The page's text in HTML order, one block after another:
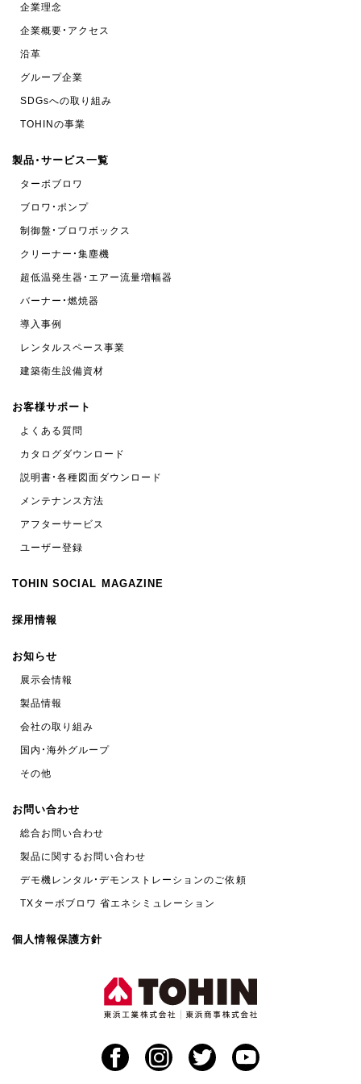
企業理念
企業概要・アクセス
沿革
グループ企業
SDGsへの取り組み
TOHINの事業
製品・サービス一覧
ターボブロワ
ブロワ・ポンプ
制御盤・ブロワボックス
クリーナー・集塵機
超低温発生器・エアー流量増幅器
バーナー・燃焼器
導入事例
レンタルスペース事業
建築衛生設備資材
お客様サポート
よくある質問
カタログダウンロード
説明書・各種図面ダウンロード
メンテナンス方法
アフターサービス
ユーザー登録
TOHIN SOCIAL MAGAZINE
採用情報
お知らせ
展示会情報
製品情報
会社の取り組み
国内・海外グループ
その他
お問い合わせ
総合お問い合わせ
製品に関するお問い合わせ
デモ機レンタル・デモンストレーションのご依頼
TXターボブロワ 省エネシミュレーション
個人情報保護方針